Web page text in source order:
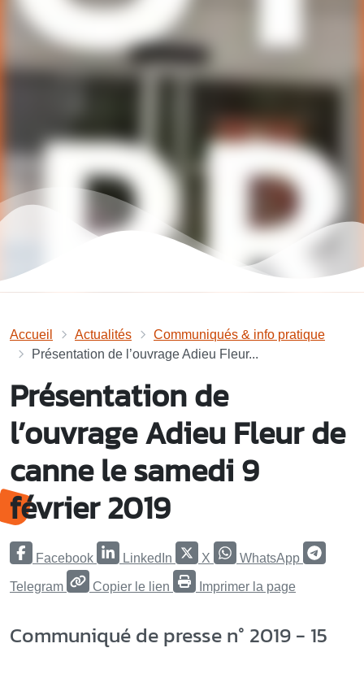
Accueil Actualités
Communiqués & info pratique
Présentation de l’ouvrage Adieu Fleur...
Présentation de
l’ouvrage Adieu Fleur de
canne le samedi 9
février 2019
Facebook LinkedIn X WhatsApp
Telegram Copier le lien Imprimer la page
Communiqué de presse n° 2019 - 15